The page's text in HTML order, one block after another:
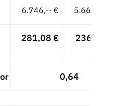
6.746,-- € 5.668,91
281,08 € 236,20 €
0,64